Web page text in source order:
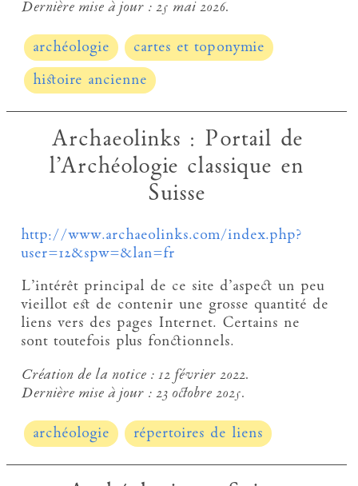
Dernière mise à jour :25 mai 2026.
archéologie
cartes et toponymie
histoire ancienne
Archaeolinks : Portail de
l’Archéologie classique en
Suisse
http://www.archaeolinks.com/index.php?
user=12&spw=&lan=fr
L’intérêt principal de ce site d’aspect un peu
vieillot est de contenir une grosse quantité de
liens vers des pages Internet. Certains ne
sont toutefois plus fonctionnels.
Création de la notice :12 février 2022.
Dernière mise à jour :23 octobre 2025.
archéologie répertoires de liens